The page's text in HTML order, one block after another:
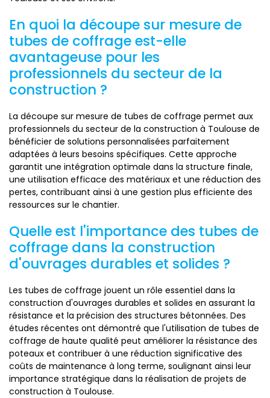
En quoi la découpe sur mesure de
tubes de coffrage est-elle
avantageuse pour les
professionnels du secteur de la
construction ?
La découpe sur mesure de tubes de coffrage permet aux
professionnels du secteur de la construction à Toulouse de
bénéficier de solutions personnalisées parfaitement
adaptées à leurs besoins spécifiques. Cette approche
garantit une intégration optimale dans la structure finale,
une utilisation efficace des matériaux et une réduction des
pertes, contribuant ainsi à une gestion plus efficiente des
ressources sur le chantier.
Quelle est l'importance des tubes de
coffrage dans la construction
d'ouvrages durables et solides ?
Les tubes de coffrage jouent un rôle essentiel dans la
construction d'ouvrages durables et solides en assurant la
résistance et la précision des structures bétonnées. Des
études récentes ont démontré que l'utilisation de tubes de
coffrage de haute qualité peut améliorer la résistance des
poteaux et contribuer à une réduction significative des
coûts de maintenance à long terme, soulignant ainsi leur
importance stratégique dans la réalisation de projets de
construction à Toulouse.